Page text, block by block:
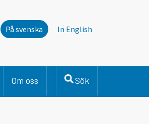
På svenska In English
Om oss Sök